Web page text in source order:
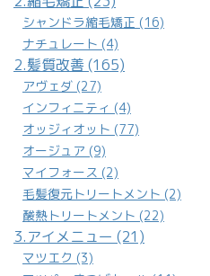
アヴェダ (27)
インフィニティ (4)
オッジィオット (77)
オージュア (9)
マイフォース (2)
毛髪復元トリートメント (2)
酸熱トリートメント (22)
3.アイメニュー (21)
マツエク (3)
マツパ・まつげカール (11)
美眉 (6)
4.ネイル (14)
5.ホームケア (118)